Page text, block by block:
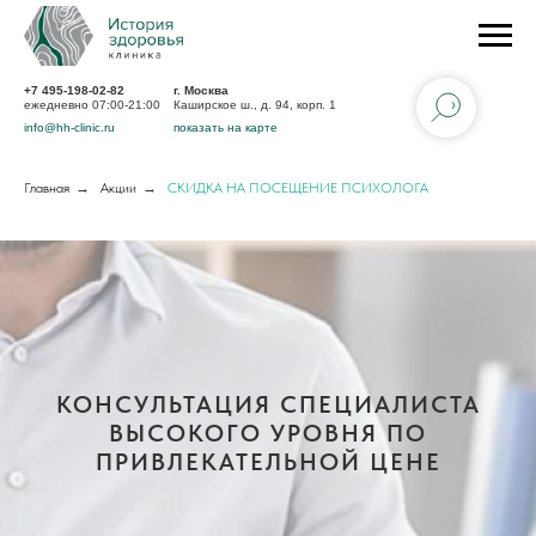
+7 495-198-02-82
ежедневно 07:00-21:00
г. Москва
Каширское ш., д. 94, корп. 1
info@hh-clinic.ru показать на карте
Главная → Акции → СКИДКА НА ПОСЕЩЕНИЕ ПСИХОЛОГА
КОНСУЛЬТАЦИЯ СПЕЦИАЛИСТА
ВЫСОКОГО УРОВНЯ ПО
ПРИВЛЕКАТЕЛЬНОЙ ЦЕНЕ